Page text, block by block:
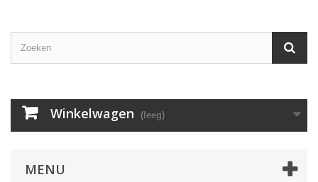
Winkelwagen (leeg)
MENU